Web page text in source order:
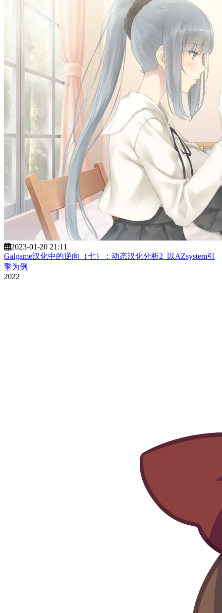
2023-01-20 21:11
Galgame汉化中的逆向（七）：动态汉化分析2_以AZsystem引
擎为例
2022